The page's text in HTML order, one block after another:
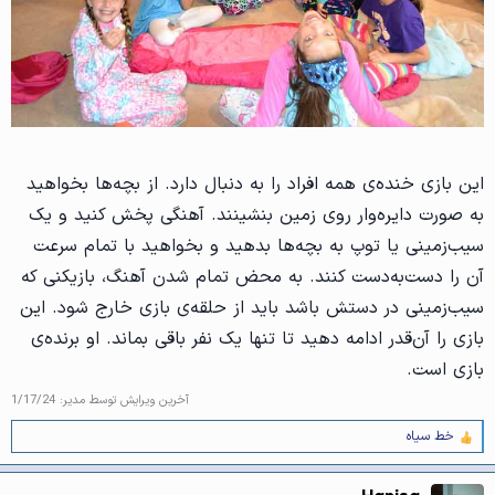
این بازی خنده‌ی همه افراد را به دنبال دارد. از بچه‌ها بخواهید
به صورت دایره‌وار روی زمین بنشینند. آهنگی پخش کنید و یک
سیب‌زمینی یا توپ به بچه‌ها بدهید و بخواهید با تمام سرعت
آن را دست‌به‌دست کنند. به محض تمام شدن آهنگ، بازیکنی که
سیب‌زمینی در دستش باشد باید از حلقه‌ی بازی خارج شود. این
بازی را آن‌قدر ادامه دهید تا تنها یک نفر باقی بماند. او برنده‌ی
بازی است.
آخرین ویرایش توسط مدیر: 1/17/24
و
ا
ک
خط سیاه